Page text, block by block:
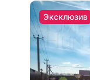
Эксклюзив